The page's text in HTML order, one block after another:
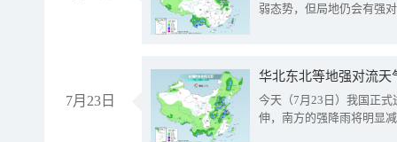
弱态势，但局地仍会有强
7月23日
华北东北等地强对流天
今天（7月23日）我国正
伸，南方的强降雨将明显